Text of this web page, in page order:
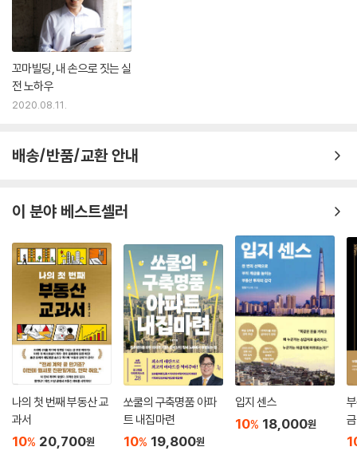
모양이 달라진다. 강수량이 많은 지역일수록 우수가 고이지 않게 하려고
경사도가 심하다. 햇볕이 강한 지역은 지붕처마를 길게 뽑는다. 다가구주
택이나 상가주택을 철근콘크리트로 신축을 할 때 지붕의 형태는 크게 2가
지다. 하나는 평지붕이고, 다른 하나는 경사지붕이다. 구도심은 일부 경관
심의를 받는 곳을 제외하고는 지붕의 형태에 대한 규제가 거의 없다. 하지
만 신도시 택지개발지구는 지붕의 형태가 지구단위계획에 의거해 특정되
도 있다. 때로는 가운데가 솟아서 마치 책을 펼쳐서 엎어놓은 듯한 모양의
박공지붕을 권장한다.
알아서 설계한 집은 내 집이 아니라 나의 의견이 일부 반영된 건축사의 집
이다. 그러니 내 집은 내가 설계해야 한다. 내가 원하는 방의 크기와 개수가
있을 것이다. 거실의 위치와 규모도 그렇다. 아내가 원하는 주방의 크기와
형태가 있고, 아이들이 원하는 방이 있다. 내 집을 지으려고 구상을 하면 나
와 내 가족의 생활양식에 따라 각기 다른 형태의 집이 그려진다. 그리고 내
가 건축 전문가가 아니더라도 집을 짓겠다고 마음먹었으면 공부를 해야 한
다. 기술적인 공부를 하라는 것이 아니다. 실제 지어진 건물들을 자주 보는
것도 공부가 된다.
--- p.203
원룸 건물 제일 위층에 내가 거주하면서 임대하고 있다고 하니까 한 수강
꼬마빌딩, 내 손으로 짓는 실
전 노하우
2020.08.11.
배송/반품/교환 안내
이 분야 베스트셀러
나의 첫 번째 부동산 교
과서
10% 20,700원
쏘쿨의 구축명품 아파
트 내집마련
10% 19,800원
입지 센스
10% 18,000원